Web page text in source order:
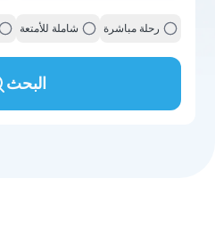
رحلة مباشرة شاملة للأمتعة
البحث